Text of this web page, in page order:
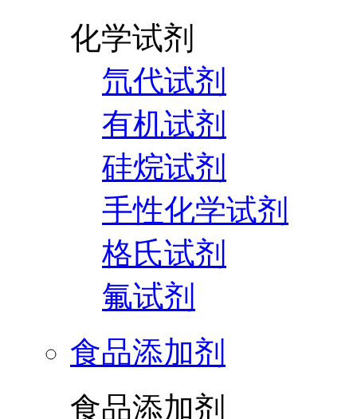
化学试剂
氘代试剂
有机试剂
硅烷试剂
手性化学试剂
格氏试剂
氟试剂
食品添加剂
食品添加剂